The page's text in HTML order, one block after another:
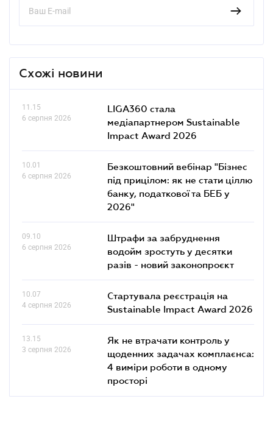
Схожі новини
11.15
6 серпня 2026
LIGA360 стала
медіапартнером Sustainable
Impact Award 2026
10.01
6 серпня 2026
Безкоштовний вебінар "Бізнес
під прицілом: як не стати ціллю
банку, податкової та БЕБ у
2026"
09.10
6 серпня 2026
Штрафи за забруднення
водойм зростуть у десятки
разів - новий законопроєкт
10.07
4 серпня 2026
Стартувала реєстрація на
Sustainable Impact Award 2026
13.15
3 серпня 2026
Як не втрачати контроль у
щоденних задачах комплаєнса:
4 виміри роботи в одному
просторі